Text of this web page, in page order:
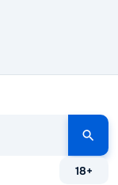
18+